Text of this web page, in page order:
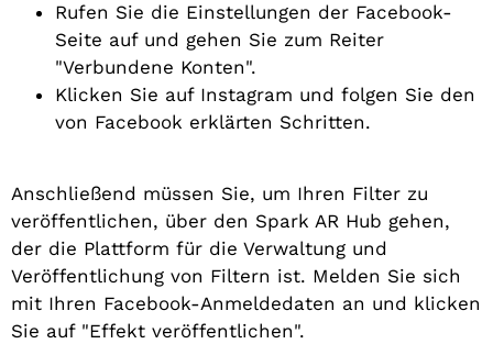
Rufen Sie die Einstellungen der Facebook-
Seite auf und gehen Sie zum Reiter
"Verbundene Konten".
Klicken Sie auf Instagram und folgen Sie den
von Facebook erklärten Schritten.
Anschließend müssen Sie, um Ihren Filter zu
veröffentlichen, über den Spark AR Hub gehen,
der die Plattform für die Verwaltung und
Veröffentlichung von Filtern ist. Melden Sie sich
mit Ihren Facebook-Anmeldedaten an und klicken
Sie auf "Effekt veröffentlichen".